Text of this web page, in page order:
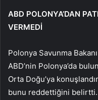
ABD POLONYA’DAN
VERMEDİ
Polonya Savunma
ABD’nin Polonya’da
Orta Doğu’ya
bunu reddettiğini belirtti.